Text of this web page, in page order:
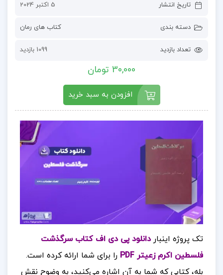
تاریخ انتشار 5 اکتبر 2024
دسته بندی کتاب های رمان
تعداد بازدید 1099 بازدید
30,000 تومان
افزودن به سبد خرید
تک پروژه اینباردانلود پی دی اف کتاب سرگذشت
فلسطین اکرم زعیتر PDF
را برای شما ارائه کرده است.
بله، کتابی که شما به آن اشاره می‌کنید، به وضوح نقش